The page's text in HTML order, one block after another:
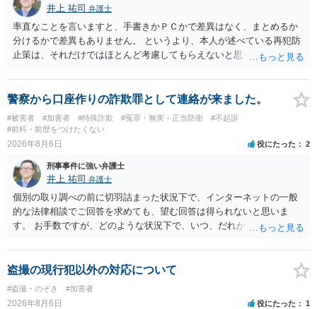
井上 祐司 弁護士
率直なことを言いますと、手書きかＰＣかで差異はなく、まとめるか
分けるかで差異もありません。 というより、本人が述べている再犯防
止策は、それだけではほとんど考慮してもらえないと思った方が良い
やカウンセリング・治療の内容 ・利用している再犯防止策（例えば保
護観察所と連携した職業支援の内容や具体的な就労・監督状況） ・監
督者の証言 など、証拠で担保された客観性と実現可能性があるもので
なければあまり意味がありません。 もともと執行猶予が狙える事案で
あれば本人の反省の言葉だけで十分であり、実刑となるか微妙な事案
いうのが実感です。
警察から口座作りの詐欺罪として連絡が来ました。
#被害者 #加害者 #特殊詐欺 #冤罪・無実・正当防衛
#不起訴
#前科・前歴をつけたくない
2026年8月6日 役にたった 2
刑事事件に強い弁護士
井上 祐司 弁護士
個別の取り調べの前に切羽詰まった状況下で、インターネットの一般
的な法律相談でご回答を求めても、望む回答は得られないと思いま
す。 お手数ですが、どのような状況下で、いつ、だれからどのような
の程度だと聞いているのかということについて、お近くで詳細な法律
相談を受けられたうえで対処方法を探された方がよいと思われます。
一般論でいえば、任意取り調べの場合、ＩＣレコーダーを持参して取
り調べ内容を録音することは必須だと考えます。
盗撮の現行犯以外の対応について
#盗撮・のぞき #加害者
2026年8月6日 役にたった 1